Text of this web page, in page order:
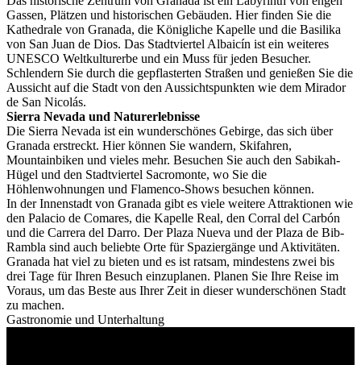
Gassen, Plätzen und historischen Gebäuden. Hier finden Sie die
Kathedrale von Granada, die Königliche Kapelle und die Basilika
von San Juan de Dios. Das Stadtviertel Albaicín ist ein weiteres
UNESCO Weltkulturerbe und ein Muss für jeden Besucher.
Schlendern Sie durch die gepflasterten Straßen und genießen Sie die
Aussicht auf die Stadt von den Aussichtspunkten wie dem Mirador
de San Nicolás.
Sierra Nevada und Naturerlebnisse
Die Sierra Nevada ist ein wunderschönes Gebirge, das sich über
Granada erstreckt. Hier können Sie wandern, Skifahren,
Mountainbiken und vieles mehr. Besuchen Sie auch den Sabikah-
Hügel und den Stadtviertel Sacromonte, wo Sie die
Höhlenwohnungen und Flamenco-Shows besuchen können.
In der Innenstadt von Granada gibt es viele weitere Attraktionen wie
den Palacio de Comares, die Kapelle Real, den Corral del Carbón
und die Carrera del Darro. Der Plaza Nueva und der Plaza de Bib-
Rambla sind auch beliebte Orte für Spaziergänge und Aktivitäten.
Granada hat viel zu bieten und es ist ratsam, mindestens zwei bis
drei Tage für Ihren Besuch einzuplanen. Planen Sie Ihre Reise im
Voraus, um das Beste aus Ihrer Zeit in dieser wunderschönen Stadt
zu machen.
Gastronomie und Unterhaltung